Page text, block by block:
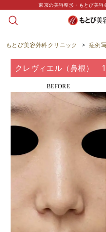
東京の美容整形・もとび美
症
もとび美容外科クリニック > 症例
クレヴィエル（鼻根）
BEFORE